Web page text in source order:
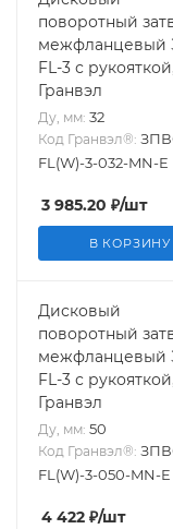
поворотный
межфланцевый
FL-3 с
Гранвэл
Ду, мм: 32
Код Гранвэл®:
FL(W)-3-032-MN-E
3 985.20 ₽/шт
В КОРЗИНУ
Дисковый
поворотный
межфланцевый
FL-3 с
Гранвэл
Ду, мм: 50
Код Гранвэл®:
FL(W)-3-050-MN-E
4 422 ₽/шт